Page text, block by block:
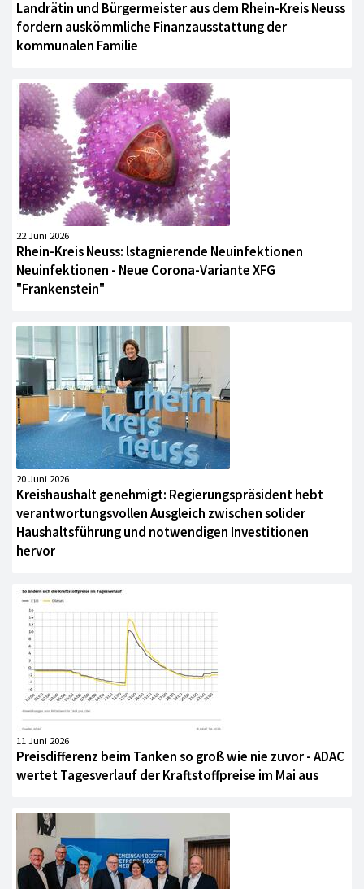
Landrätin und Bürgermeister aus dem Rhein-Kreis Neuss
fordern auskömmliche Finanzausstattung der
kommunalen Familie
22 Juni 2026
Rhein-Kreis Neuss: lstagnierende Neuinfektionen
Neuinfektionen - Neue Corona-Variante XFG
"Frankenstein"
20 Juni 2026
Kreishaushalt genehmigt: Regierungspräsident hebt
verantwortungsvollen Ausgleich zwischen solider
Haushaltsführung und notwendigen Investitionen
hervor
11 Juni 2026
Preisdifferenz beim Tanken so groß wie nie zuvor - ADAC
wertet Tagesverlauf der Kraftstoffpreise im Mai aus